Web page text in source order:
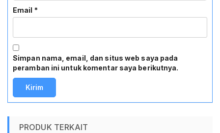
Email *
Simpan nama, email, dan situs web saya pada
peramban ini untuk komentar saya berikutnya.
PRODUK TERKAIT